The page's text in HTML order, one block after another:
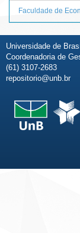
Faculdade de
Universidade de
Coordenadoria de
(61) 3107-2683
repositorio@unb.br